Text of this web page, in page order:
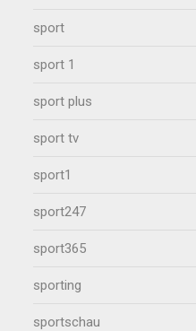
sport
sport 1
sport plus
sport tv
sport1
sport247
sport365
sporting
sportschau